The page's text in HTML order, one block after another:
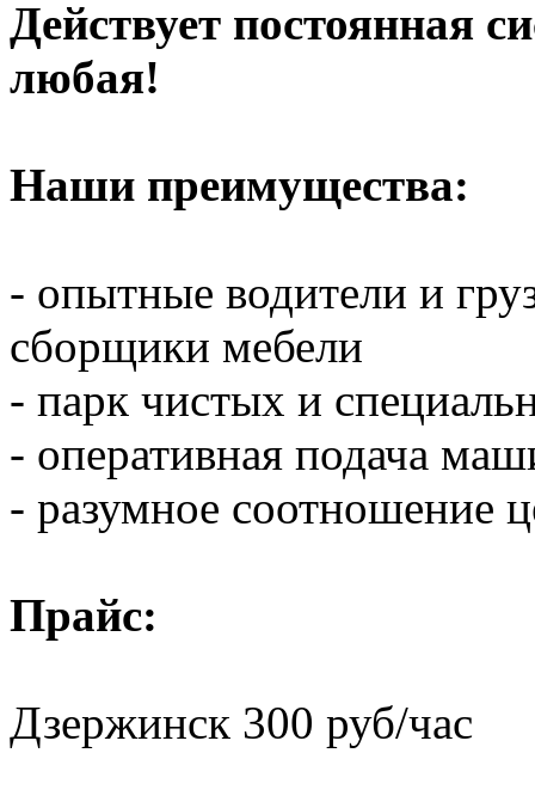
Действует постоянная
любая!
Наши преимущества:
- опытные водители и
сборщики мебели
- парк чистых и
- оперативная подача
- разумное соотношение
Прайс:
Дзержинск 300 руб/час